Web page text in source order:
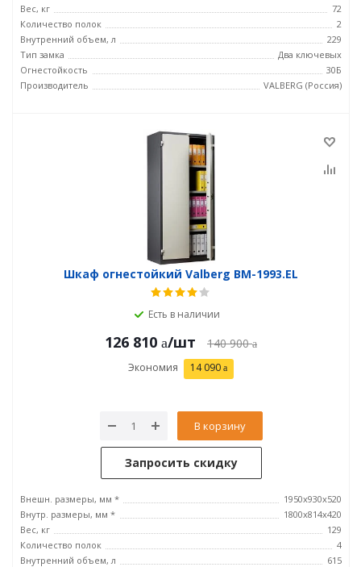
Вес, кг
72
Количество полок
2
Внутренний объем, л
229
Тип замка
Два ключевых
Огнестойкость
30Б
Производитель
VALBERG (Россия)
Шкаф огнестойкий Valberg BM-1993.EL
Есть в наличии
126 810 /шт 140 900
Экономия 14 090
В корзину
Запросить скидку
Внешн. размеры, мм *
1950x930x520
Внутр. размеры, мм *
1800x814x420
Вес, кг
129
Количество полок
4
Внутренний объем, л
615